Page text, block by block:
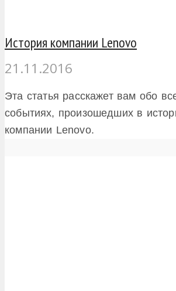
История компании Lenovo
21.11.2016
Эта статья расскажет вам обо
событиях, произошедших в
компании Lenovo.